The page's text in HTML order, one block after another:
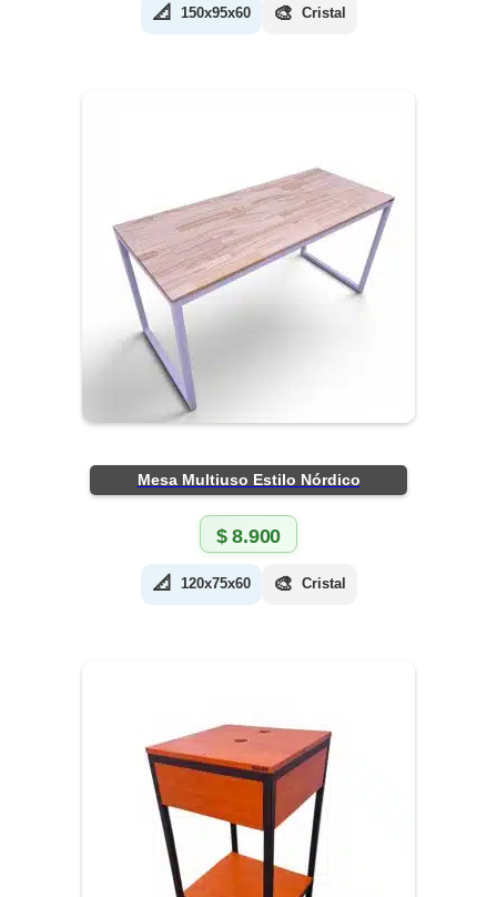
📐 150x95x60 🎨 Cristal
Mesa Multiuso Estilo Nórdico
$8.900
📐 120x75x60 🎨 Cristal